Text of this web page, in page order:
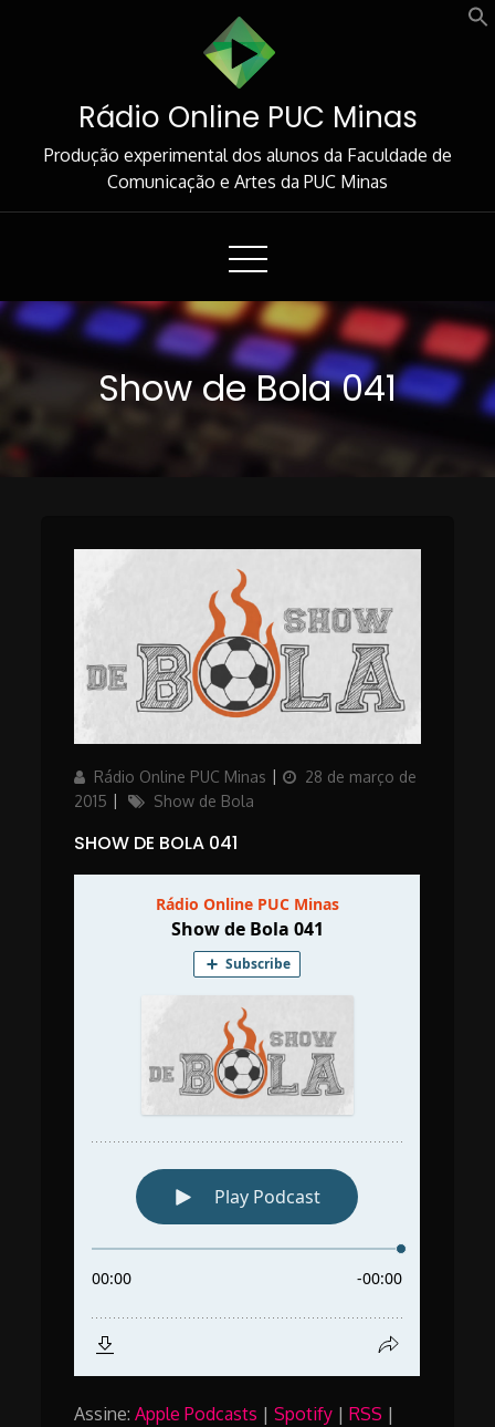
Rádio Online PUC Minas
Produção experimental dos alunos da Faculdade de
Comunicação e Artes da PUC Minas
Show de Bola 041
AuthorRádio Online PUC Minas
Updated
28 de março de
2015
Categories
Show de Bola
SHOW DE BOLA 041
Assine:Apple Podcasts |Spotify |RSS |